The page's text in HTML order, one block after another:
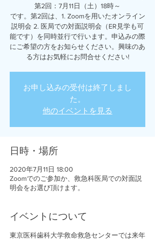
第2回：7月11日（土）18時～
です。第2回は、1. Zoomを用いたオンライン
説明会 2. 医局での対面説明会（ER見学も可
能です）を同時並行で行います。申込みの際
にご希望の方をお知らせください。興味のあ
る方はお気軽にお問合せください!
お申し込みの受付は終了しまし
た。
他のイベントを見る
日時・場所
2020年7月11日 18:00
Zoomでのご参加か、救急科医局での対面説
明会をお選び頂けます。
イベントについて
東京医科歯科大学救命救急センターでは来年